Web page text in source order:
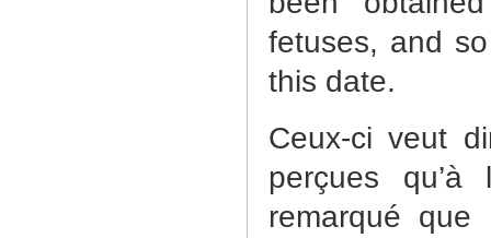
fetuses, and
this date.
Ceux-ci veut
perçues
remarqué